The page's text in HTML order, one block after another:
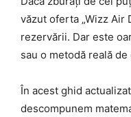
văzut oferta „Wizz Air
rezervării. Dar este
sau o metodă reală
În acest ghid
descompunem